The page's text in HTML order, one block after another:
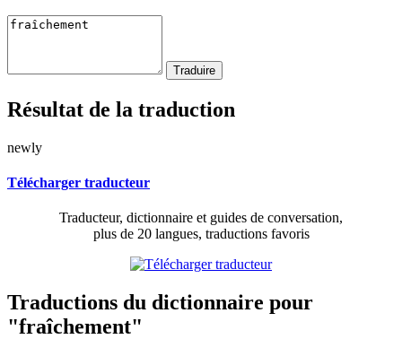
Résultat de la traduction
newly
Télécharger traducteur
Traducteur, dictionnaire et guides de conversation,
plus de 20 langues, traductions favoris
Traductions du dictionnaire pour
"fraîchement"